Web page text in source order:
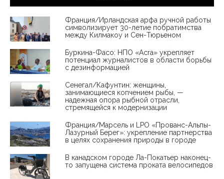
Франция/Ирландская арфа ручной работы
символизирует 30-летие побратимства
между Килмакоу и Сен-Тюрьеном
Буркина-Фасо: НПО «Acra» укрепляет
потенциал журналистов в области борьбы
с дезинформацией
Сенегал/Кафунтин: женщины,
занимающиеся копчением рыбы, —
надежная опора рыбной отрасли,
стремящейся к модернизации
Франция/Марсель и LPO «Прованс-Альпы-
Лазурный Берег»: укрепление партнерства
в целях сохранения природы в городе
В канадском городе Ла-Покатьер наконец-
то запущена система проката велосипедов